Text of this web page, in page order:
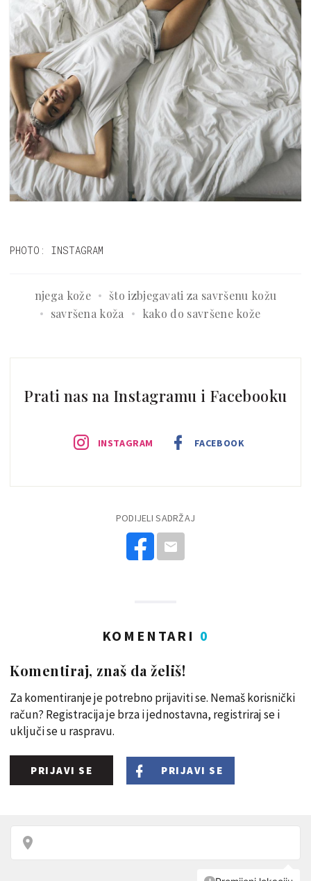
PHOTO: INSTAGRAM
njega kože
što izbjegavati za savršenu kožu
savršena koža
kako do savršene kože
Prati nas na Instagramu i Facebooku
INSTAGRAM FACEBOOK
PODIJELI SADRŽAJ
KOMENTARI 0
Komentiraj, znaš da želiš!
Za komentiranje je potrebno prijaviti se. Nemaš korisnički
račun? Registracija je brza i jednostavna, registriraj se i
uključi se u raspravu.
PRIJAVI SE PRIJAVI SE